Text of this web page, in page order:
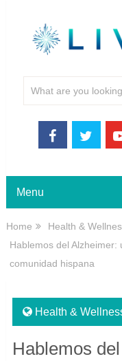
Menu
Home
Health &
Hablemos del
comunidad hispana
Health &
Hablemos